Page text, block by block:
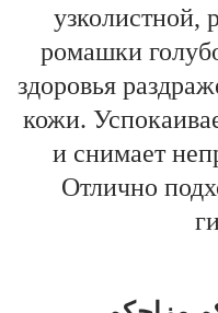
узколистной,
ромашки
здоровья
кожи.
и снимает
Отлично